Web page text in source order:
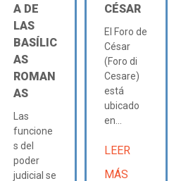
A DE
LAS
BASÍLIC
AS
ROMAN
AS
Las
funcione
s del
poder
judicial se
CÉSAR
El Foro de
César
(Foro di
Cesare)
está
ubicado
en...
LEER
MÁS